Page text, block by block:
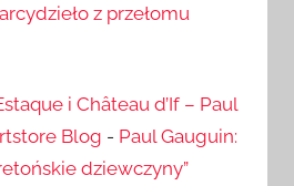
z przełomu
i Château d’If – Paul
Blog - Paul Gauguin:
dziewczyny”